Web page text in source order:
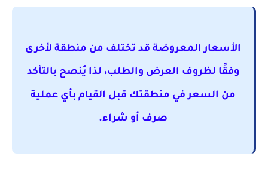
الأسعار المعروضة قد تختلف من منطقة لأخرى
وفقًا لظروف العرض والطلب، لذا يُنصح بالتأكد
من السعر في منطقتك قبل القيام بأي عملية
صرف أو شراء.